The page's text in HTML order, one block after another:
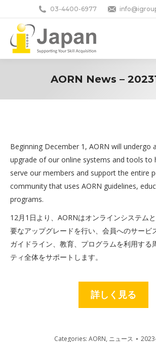
03-4400-6977
AORN News –
Beginning December 1, AORN will undergo
upgrade of our online systems and tools to
serve our members and support the entire
community that uses AORN guidelines,
programs.
12月1日より、AORNはオンラインシステム
要なアップグレードを行い、会員へのサービ
ガイドライン、教育、プログラムを利用する
ティ全体をサポートします。
詳しく見る
Categories: AORN, ニュース